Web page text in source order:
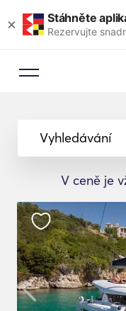
× Stáhněte
Rezervujte
Vyhledávání
V ceně je